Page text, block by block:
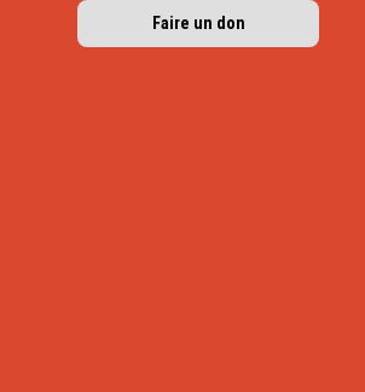
Faire un don